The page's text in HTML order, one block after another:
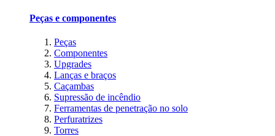
Peças e componentes
Peças
Componentes
Upgrades
Lanças e braços
Caçambas
Supressão de incêndio
Ferramentas de penetração no solo
Perfuratrizes
Torres